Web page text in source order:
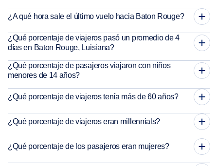
¿A qué hora sale el último vuelo hacia Baton Rouge?
¿Qué porcentaje de viajeros pasó un promedio de 4
días en Baton Rouge, Luisiana?
¿Qué porcentaje de pasajeros viajaron con niños
menores de 14 años?
¿Qué porcentaje de viajeros tenía más de 60 años?
¿Qué porcentaje de viajeros eran millennials?
¿Qué porcentaje de los pasajeros eran mujeres?